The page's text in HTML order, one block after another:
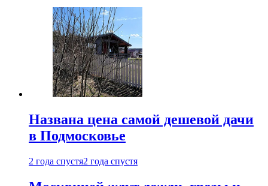
Названа цена самой дешевой дачи
в Подмосковье
2 года спустя2 года спустя